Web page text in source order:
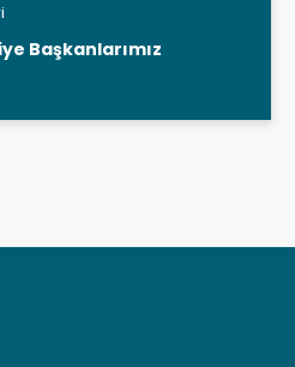
Başkanlarımız